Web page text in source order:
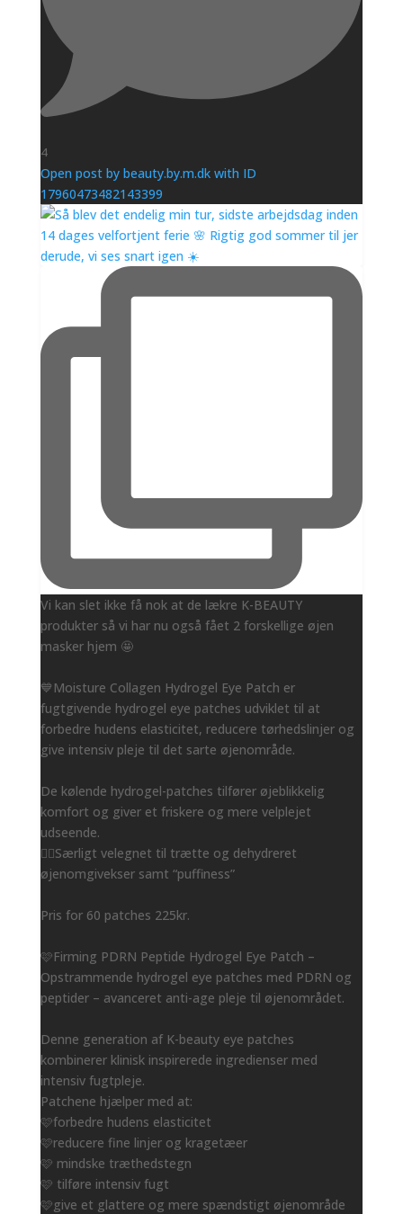
4
Open post by beauty.by.m.dk with ID
17960473482143399
Vi kan slet ikke få nok at de lækre K-BEAUTY
produkter så vi har nu også fået 2 forskellige øjen
masker hjem 🤩
💙Moisture Collagen Hydrogel Eye Patch er
fugtgivende hydrogel eye patches udviklet til at
forbedre hudens elasticitet, reducere tørhedslinjer og
give intensiv pleje til det sarte øjenområde.
De kølende hydrogel-patches tilfører øjeblikkelig
komfort og giver et friskere og mere velplejet
udseende.
👌🏻Særligt velegnet til trætte og dehydreret
øjenomgivekser samt “puffiness”
Pris for 60 patches 225kr.
🩷Firming PDRN Peptide Hydrogel Eye Patch –
Opstrammende hydrogel eye patches med PDRN og
peptider – avanceret anti-age pleje til øjenområdet.
Denne generation af K-beauty eye patches
kombinerer klinisk inspirerede ingredienser med
intensiv fugtpleje.
Patchene hjælper med at:
🩷forbedre hudens elasticitet
🩷reducere fine linjer og kragetæer
🩷 mindske træthedstegn
🩷 tilføre intensiv fugt
🩷give et glattere og mere spændstigt øjenområde